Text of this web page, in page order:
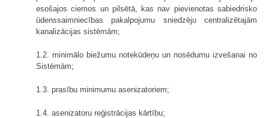
esošajos ciemos un pilsētā, kas nav pievienotas sabiedrisko
ūdenssaimniecības pakalpojumu sniedzēju centralizētajām
kanalizācijas sistēmām;
1.2. minimālo biežumu notekūdeņu un nosēdumu izvešanai no
Sistēmām;
1.3. prasību minimumu asenizatoriem;
1.4. asenizatoru reģistrācijas kārtību;